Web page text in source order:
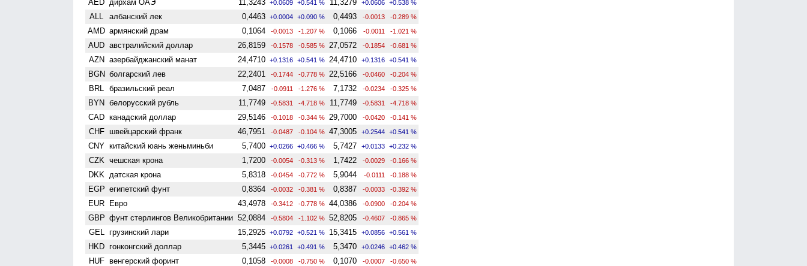
AED дирхам ОАЭ 11,3243 +0.0609 +0.541 % 11,3279 +0.0606 +0.538 %
ALL албанский лек 0,4463 +0.0004 +0.090 % 0,4493 -0.0013 -0.289 %
AMD армянский драм 0,1064 -0.0013 -1.207 % 0,1066 -0.0011 -1.021 %
AUD австралийский доллар 26,8159 -0.1578 -0.585 % 27,0572 -0.1854 -0.681 %
AZN азербайджанский манат 24,4710 +0.1316 +0.541 % 24,4710 +0.1316 +0.541 %
BGN болгарский лев 22,2401 -0.1744 -0.778 % 22,5166 -0.0460 -0.204 %
BRL бразильский реал 7,0487 -0.0911 -1.276 % 7,1732 -0.0234 -0.325 %
BYN белорусский рубль 11,7749 -0.5831 -4.718 % 11,7749 -0.5831 -4.718 %
CAD канадский доллар 29,5146 -0.1018 -0.344 % 29,7000 -0.0420 -0.141 %
CHF швейцарский франк 46,7951 -0.0487 -0.104 % 47,3005 +0.2544 +0.541 %
CNY китайский юань женьминьби 5,7400 +0.0266 +0.466 % 5,7427 +0.0133 +0.232 %
CZK чешская крона 1,7200 -0.0054 -0.313 % 1,7422 -0.0029 -0.166 %
DKK датская крона 5,8318 -0.0454 -0.772 % 5,9044 -0.0111 -0.188 %
EGP египетский фунт 0,8364 -0.0032 -0.381 % 0,8387 -0.0033 -0.392 %
EUR Евро 43,4978 -0.3412 -0.778 % 44,0386 -0.0900 -0.204 %
GBP фунт стерлингов Велико­британии 52,0884 -0.5804 -1.102 % 52,8205 -0.4607 -0.865 %
GEL грузинский лари 15,2925 +0.0792 +0.521 % 15,3415 +0.0856 +0.561 %
HKD гонконгский доллар 5,3445 +0.0261 +0.491 % 5,3470 +0.0246 +0.462 %
HUF венгерский форинт 0,1058 -0.0008 -0.750 % 0,1070 -0.0007 -0.650 %